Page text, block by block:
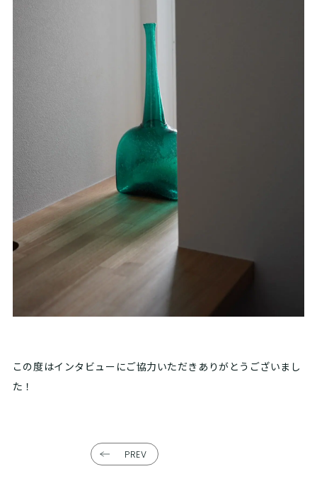
この度はインタビューにご協力いただきありがとうございまし
た！
PREV